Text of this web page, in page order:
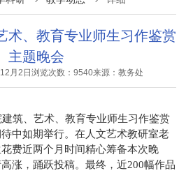
术、教育专业师生习作鉴赏
主题晚会
月2日 浏览次数：9540来源：教务处
建筑、艺术、教育专业师生习作鉴赏
中如期举行。在人文艺术教研室老
费近两个月时间精心筹备本次晚
涨，踊跃投稿。最终，近200幅作品